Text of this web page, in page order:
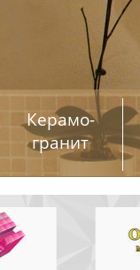
Керамо­
гранит